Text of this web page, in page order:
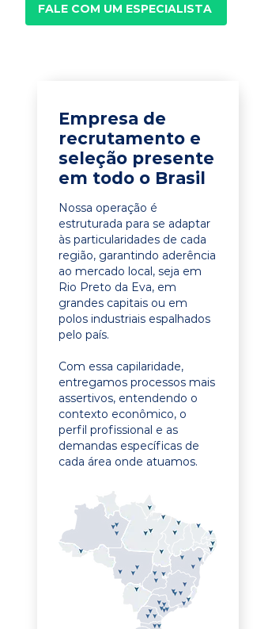
FALE COM UM ESPECIALISTA
Empresa de
recrutamento e
seleção presente
em todo o Brasil
Nossa operação é
estruturada para se adaptar
às particularidades de cada
região, garantindo aderência
ao mercado local, seja em
Rio Preto da Eva, em
grandes capitais ou em
polos industriais espalhados
pelo país.
Com essa capilaridade,
entregamos processos mais
assertivos, entendendo o
contexto econômico, o
perfil profissional e as
demandas específicas de
cada área onde atuamos.